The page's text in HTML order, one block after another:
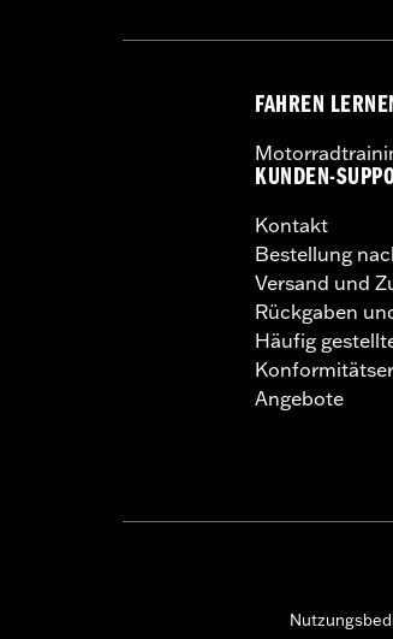
FAHREN
KUNDEN-
Kontakt
Bestellung
Versand und
Rückgaben
Häufig
Angebote